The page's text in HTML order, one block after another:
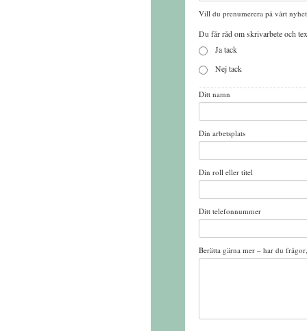
Vill du prenumerera på vårt
Du får råd om skrivarbete och
Ja tack
Nej tack
Ditt namn
Din arbetsplats
Din roll eller titel
Ditt telefonnummer
Berätta gärna mer – har du